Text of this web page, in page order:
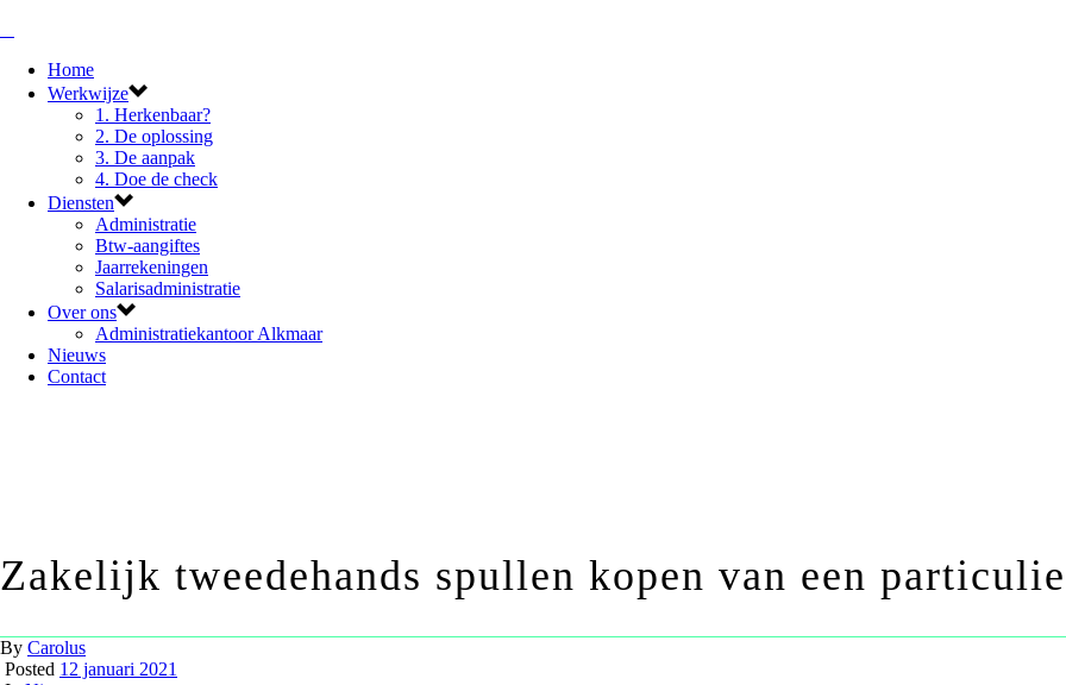
Home
Werkwijze
1. Herkenbaar?
2. De oplossing
3. De aanpak
4. Doe de check
Diensten
Administratie
Btw-aangiftes
Jaarrekeningen
Salarisadministratie
Over ons
Administratiekantoor Alkmaar
Nieuws
Contact
Zakelijk tweedehands spullen kopen van een
By Carolus
Posted 12 januari 2021